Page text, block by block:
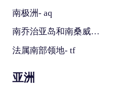
南极洲- aq
南乔治亚岛和南桑威奇群岛- gs
法属南部领地- tf
亚洲